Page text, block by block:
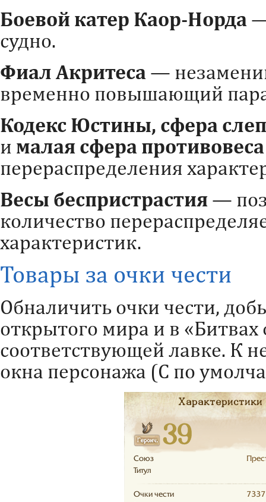
Боевой катер Каор-Норда
судно.
Фиал Акритеса —
временно повышающий
Кодекс Юстины, сфера
и малая сфера противовеса
перераспределения
Весы беспристрастия —
количество
характеристик.
Товары за очки чести
Обналичить очки чести,
открытого мира и в
соответствующей лавке. К
окна персонажа (С по